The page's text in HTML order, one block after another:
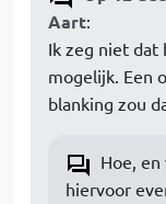
Aart:
Ik zeg niet dat
mogelijk. Een
blanking zou
Hoe,
hiervoor